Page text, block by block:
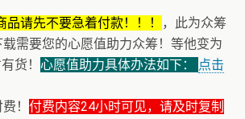
品请先不要急着付款！！！
，此为众筹
需要您的心愿值助力众筹！等他变为
货！ 心愿值助力具体办法如下：
点击
！ 付费内容24小时可见，请及时复制